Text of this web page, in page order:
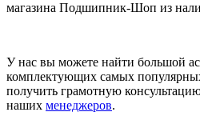
магазина Подшипник-Шоп из
У нас вы можете найти большой
комплектующих самых
получить грамотную
наших менеджеров.